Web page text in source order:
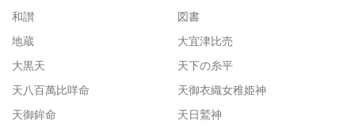
和讃
図書
地蔵
大宜津比売
大黒天
天下の糸平
天八百萬比咩命
天御衣織女稚姫神
天御鉾命
天日鷲神